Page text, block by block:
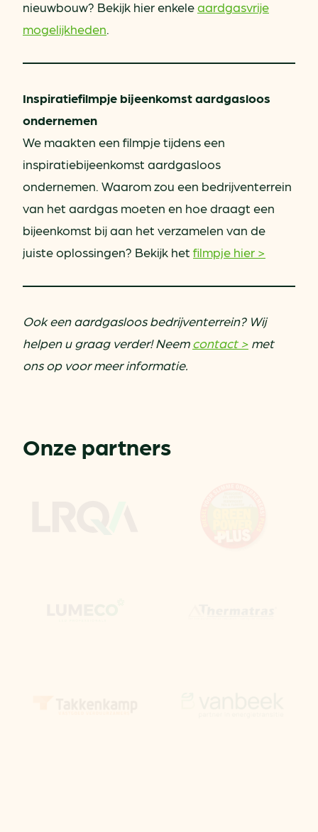
nieuwbouw? Bekijk hier enkeleaardgasvrije
mogelijkheden
Inspiratiefilmpje bijeenkomst aardgasloos
ondernemen
We maakten een filmpje tijdens een
inspiratiebijeenkomst aardgasloos
ondernemen. Waarom zou een bedrijventerrein
van het aardgas moeten en hoe draagt een
bijeenkomst bij aan het verzamelen van de
juiste oplossingen? Bekijk het filmpje hier >
Ook een aardgasloos bedrijventerrein? Wij
helpen u graag verder! Neemcontact > met
ons op voor meer informatie.
Onze partners